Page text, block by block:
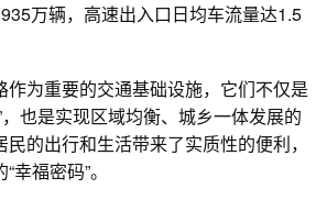
万辆，高速出入口日均车流量达1.5
为重要的交通基础设施，它们不仅是
也是实现区域均衡、城乡一体发展的
的出行和生活带来了实质性的便利，
幸福密码”。